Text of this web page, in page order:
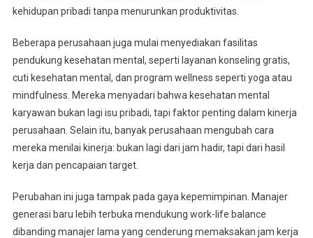
kehidupan pribadi tanpa menurunkan produktivitas.
Beberapa perusahaan juga mulai menyediakan fasilitas
pendukung kesehatan mental, seperti layanan konseling gratis,
cuti kesehatan mental, dan program wellness seperti yoga atau
mindfulness. Mereka menyadari bahwa kesehatan mental
karyawan bukan lagi isu pribadi, tapi faktor penting dalam kinerja
perusahaan. Selain itu, banyak perusahaan mengubah cara
mereka menilai kinerja: bukan lagi dari jam hadir, tapi dari hasil
kerja dan pencapaian target.
Perubahan ini juga tampak pada gaya kepemimpinan. Manajer
generasi baru lebih terbuka mendukung work-life balance
dibanding manajer lama yang cenderung memaksakan jam kerja